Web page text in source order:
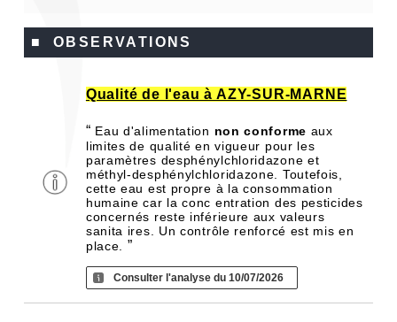
■ OBSERVATIONS
Qualité de l'eau à AZY-SUR-MARNE
“ Eau d'alimentation non conforme aux
limites de qualité en vigueur pour les
paramètres desphénylchloridazone et
méthyl-desphénylchloridazone. Toutefois,
cette eau est propre à la consommation
humaine car la conc entration des pesticides
concernés reste inférieure aux valeurs
sanita ires. Un contrôle renforcé est mis en
place. ”
Consulter l'analyse du 10/07/2026